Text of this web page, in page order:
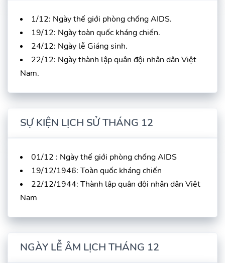
1/12: Ngày thế giới phòng chống AIDS.
19/12: Ngày toàn quốc kháng chiến.
24/12: Ngày lễ Giáng sinh.
22/12: Ngày thành lập quân đội nhân dân Việt
Nam.
SỰ KIỆN LỊCH SỬ THÁNG 12
01/12 : Ngày thế giới phòng chống AIDS
19/12/1946: Toàn quốc kháng chiến
22/12/1944: Thành lập quân đội nhân dân Việt
Nam
NGÀY LỄ ÂM LỊCH THÁNG 12